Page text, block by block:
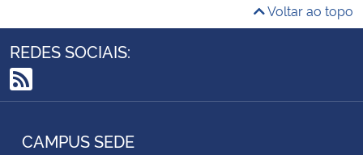
Voltar ao topo
REDES SOCIAIS:
RSS
CAMPUS SEDE